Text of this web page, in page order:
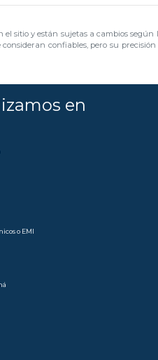
el sitio y están sujetas a cambios
confiables, pero su
en
o EMI